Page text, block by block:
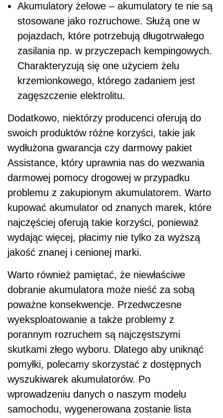
Akumulatory żelowe – akumulatory te nie są
stosowane jako rozruchowe. Służą one w
pojazdach, które potrzebują długotrwałego
zasilania np. w przyczepach kempingowych.
Charakteryzują się one użyciem żelu
krzemionkowego, którego zadaniem jest
zagęszczenie elektrolitu.
Dodatkowo, niektórzy producenci oferują do
swoich produktów różne korzyści, takie jak
wydłużona gwarancja czy darmowy pakiet
Assistance, który uprawnia nas do wezwania
darmowej pomocy drogowej w przypadku
problemu z zakupionym akumulatorem. Warto
kupować akumulator od znanych marek, które
najczęściej oferują takie korzyści, ponieważ
wydając więcej, płacimy nie tylko za wyższą
jakość znanej i cenionej marki.
Warto również pamiętać, że niewłaściwe
dobranie akumulatora może nieść za sobą
poważne konsekwencje. Przedwczesne
wyeksploatowanie a także problemy z
porannym rozruchem są najczęstszymi
skutkami złego wyboru. Dlatego aby uniknąć
pomyłki, polecamy skorzystać z dostępnych
wyszukiwarek akumulatorów. Po
wprowadzeniu danych o naszym modelu
samochodu, wygenerowana zostanie lista